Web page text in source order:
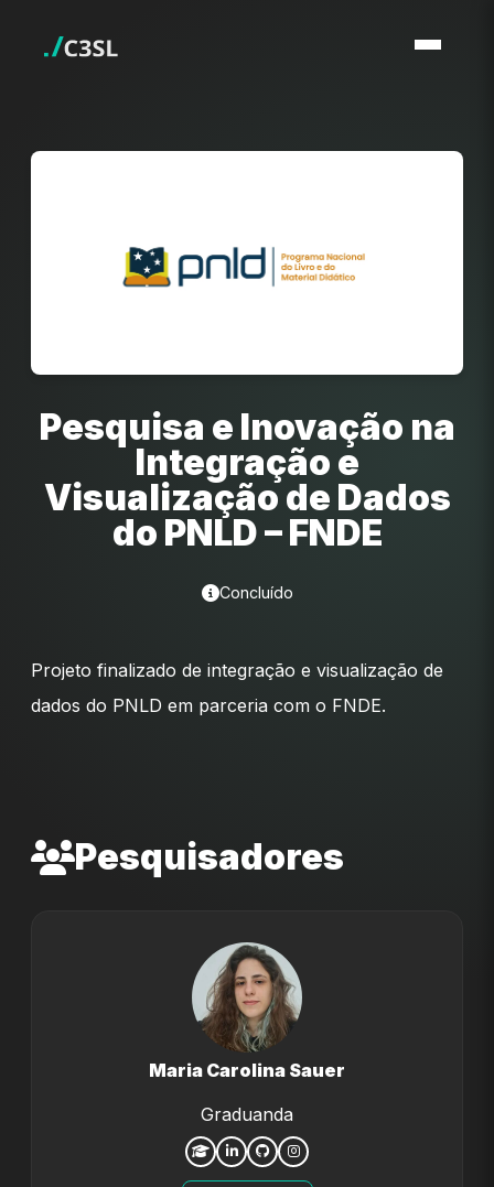
Pesquisa e Inovação na
Integração e
Visualização de Dados
do PNLD – FNDE
Concluído
Projeto finalizado de integração e visualização de
dados do PNLD em parceria com o FNDE.
Pesquisadores
Maria Carolina Sauer
Graduanda